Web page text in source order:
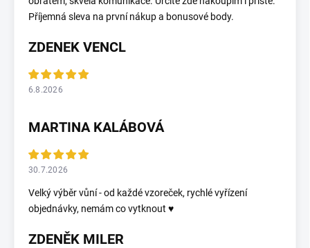
Příjemná sleva na první nákup a bonusové body.
ZDENEK VENCL
6.8.2026
MARTINA KALÁBOVÁ
30.7.2026
Velký výběr vůní - od každé vzoreček, rychlé vyřízení
objednávky, nemám co vytknout ♥️
ZDENĚK MILER